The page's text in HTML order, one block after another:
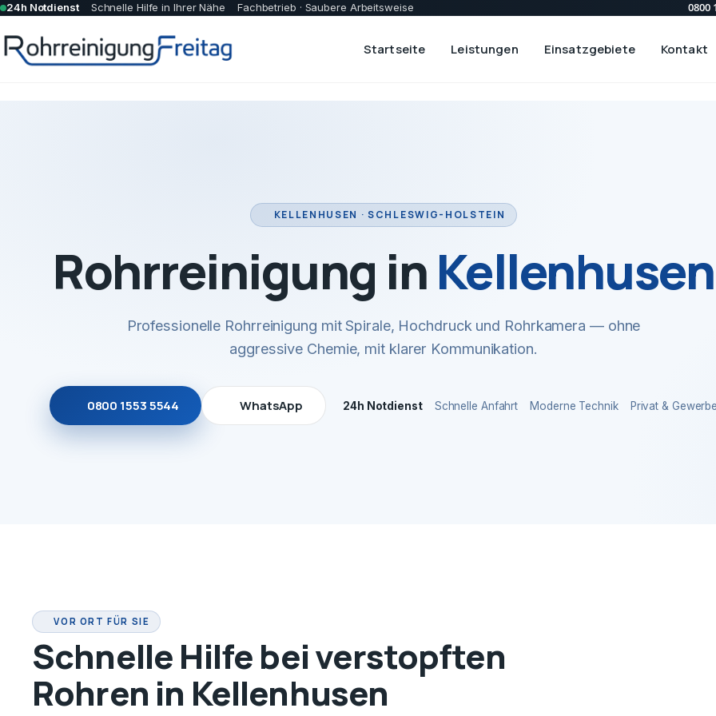
24h Notdienst Schnelle Hilfe in Ihrer Nähe Fachbetrieb · Saubere Arbeitsweise 0800
Startseite Leistungen Einsatzgebiete Kontakt
KELLENHUSEN · SCHLESWIG-HOLSTEIN
Rohrreinigung inKellenhusen
Professionelle Rohrreinigung mit Spirale, Hochdruck und Rohrkamera — ohne
aggressive Chemie, mit klarer Kommunikation.
0800 1553 5544 WhatsApp 24h Notdienst Schnelle Anfahrt Moderne Technik Privat &
VOR ORT FÜR SIE
Schnelle Hilfe bei verstopften
Rohren in Kellenhusen